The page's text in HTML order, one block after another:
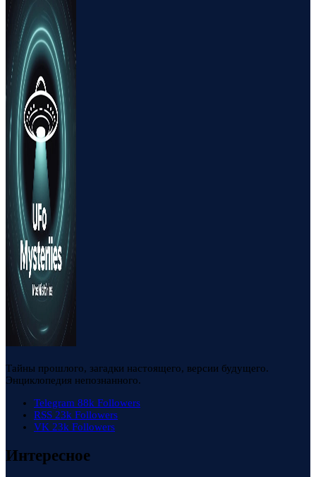
Тайны прошлого, загадки настоящего, версии будущего.
Энциклопедия непознанного.
Telegram 88k Followers
RSS 23k Followers
VK 23k Followers
Интересное